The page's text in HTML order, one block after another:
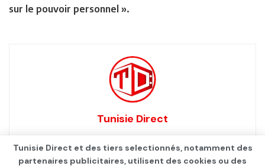
sur le pouvoir personnel ».
Tunisie Direct
Tunisie Direct et des tiers selectionnés, notamment des
partenaires publicitaires, utilisent des cookies ou des